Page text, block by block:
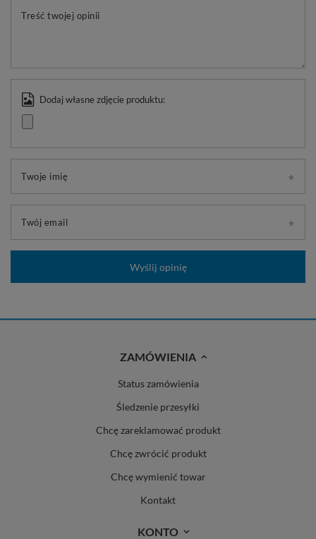
Treść twojej opinii
Dodaj własne zdjęcie produktu:
Twoje imię
Twój email
Wyślij opinię
ZAMÓWIENIA
Status zamówienia
Śledzenie przesyłki
Chcę zareklamować produkt
Chcę zwrócić produkt
Chcę wymienić towar
Kontakt
KONTO